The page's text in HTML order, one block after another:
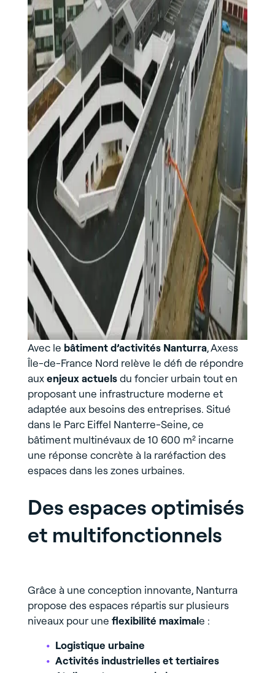
Avec le bâtiment d’activités Nanturra, Axess
Île-de-France Nord relève le défi de répondre
auxenjeux actuelsdu foncier urbain tout en
proposant une infrastructure moderne et
adaptée aux besoins des entreprises. Situé
dans le Parc Eiffel Nanterre-Seine, ce
bâtiment multinévaux de 10 600 m² incarne
une réponse concrète à la raréfaction des
espaces dans les zones urbaines.
Des espaces optimisés
et multifonctionnels
Grâce à une conception innovante, Nanturra
propose des espaces répartis sur plusieurs
niveaux pour une flexibilité maximale :
Logistique urbaine
Activités industrielles et tertiaires